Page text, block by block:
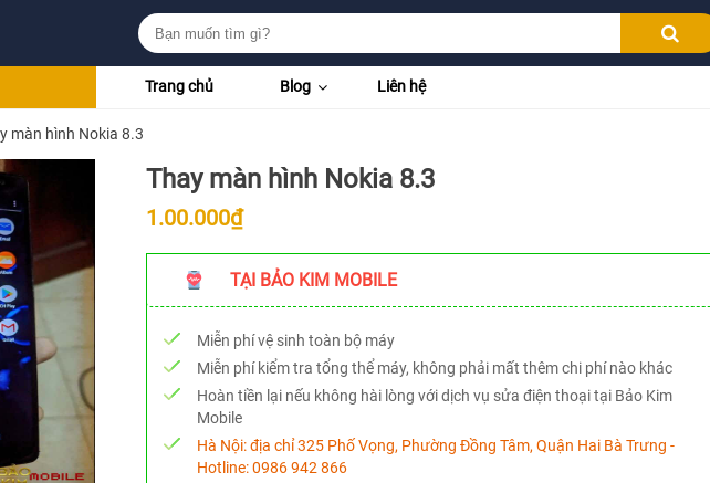
Trang chủ Blog Liên hệ
màn hình Nokia 8.3
Thay màn hình Nokia 8.3
1.00.000₫
TẠI BẢO KIM MOBILE
Miễn phí vệ sinh toàn bộ máy
Miễn phí kiểm tra tổng thể máy, không phải mất thêm chi phí nào khác
Hoàn tiền lại nếu không hài lòng với dịch vụ sửa điện thoại tại Bảo Kim
Mobile
Hà Nội:địa chỉ 325 Phố Vọng, Phường Đồng Tâm, Quận Hai Bà Trưng -
Hotline:0986 942 866